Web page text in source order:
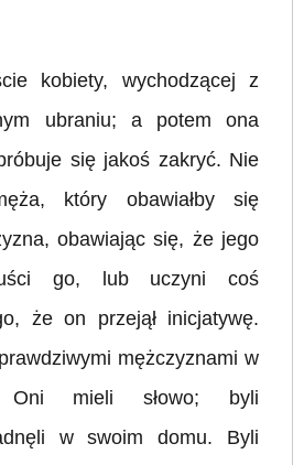
kobiety, wychodzącej z
ubraniu; a potem ona
się jakoś zakryć. Nie
który obawiałby się
obawiając się, że jego
go, lub uczyni coś
że on przejął inicjatywę.
mężczyznami w
Oni mieli słowo; byli
w swoim domu. Byli